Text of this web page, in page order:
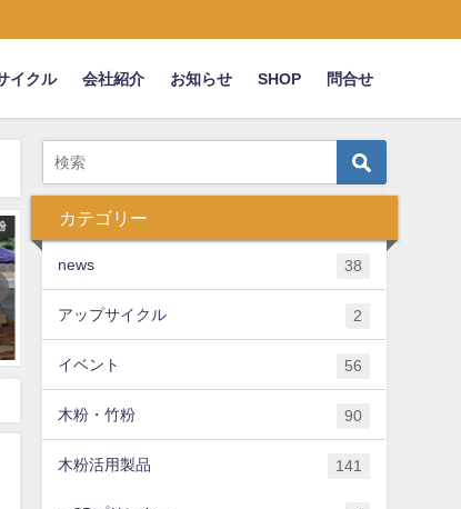
イクル 会社紹介 お知らせ SHOP 問合せ
簡易トイレをご紹介頂きました
太 ⇒木粉化して研修施設「
に木の塗り壁として活用！
2018年12月7日
カテゴリー
news 38
アップサイクル 2
イベント 56
木粉・竹粉 90
木粉活用製品 141